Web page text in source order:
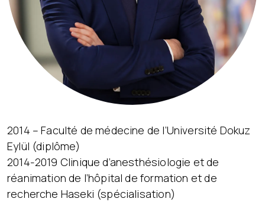
2014 – Faculté de médecine de l’Université Dokuz
Eylül (diplôme)
2014-2019 Clinique d’anesthésiologie et de
réanimation de l’hôpital de formation et de
recherche Haseki (spécialisation)